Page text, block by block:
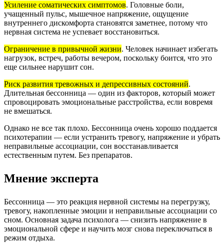
Усиление соматических симптомов. Головные боли,
учащенный пульс, мышечное напряжение, ощущение
внутреннего дискомфорта становятся заметнее, потому что
нервная система не успевает восстановиться.
Ограничение в привычной жизни. Человек начинает избегать
нагрузок, встреч, работы вечером, поскольку боится, что это
еще сильнее нарушит сон.
Риск развития тревожных и депрессивных состояний.
Длительная бессонница — один из факторов, который может
спровоцировать эмоциональные расстройства, если вовремя
не вмешаться.
Однако не все так плохо. Бессонница очень хорошо поддается
психотерапии — если устранить тревогу, напряжение и убрать
неправильные ассоциации, сон восстанавливается
естественным путем. Без препаратов.
Мнение эксперта
Бессонница — это реакция нервной системы на перегрузку,
тревогу, накопленные эмоции и неправильные ассоциации со
сном. Основная задача психолога — снизить напряжение в
эмоциональной сфере и научить мозг снова переключаться в
режим отдыха.